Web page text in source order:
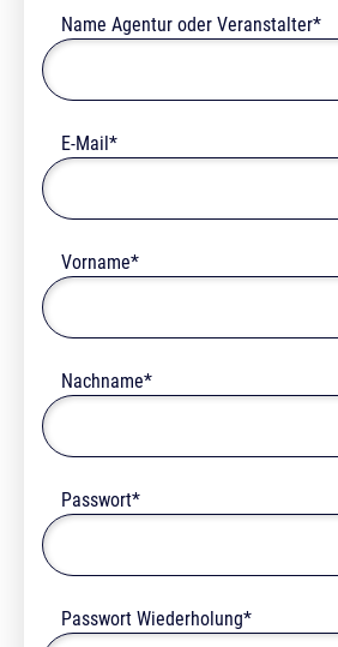
Name Agentur oder Veranstalter*
E-Mail*
Vorname*
Nachname*
Passwort*
Passwort Wiederholung*